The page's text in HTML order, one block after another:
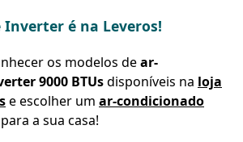
é na Leveros!
os modelos dear-
9000 BTUsdisponíveis na loja
e escolher um ar-condicionado
para a sua casa!